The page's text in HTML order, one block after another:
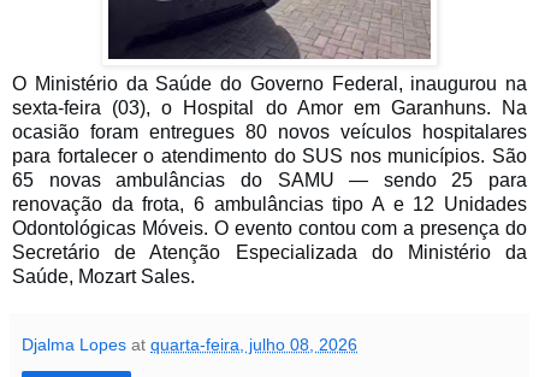
O Ministério da Saúde do Governo Federal, inaugurou na
sexta-feira (03), o Hospital do Amor em Garanhuns. Na
ocasião foram entregues 80 novos veículos hospitalares
para fortalecer o atendimento do SUS nos municípios. São
65 novas ambulâncias do SAMU — sendo 25 para
renovação da frota, 6 ambulâncias tipo A e 12 Unidades
Odontológicas Móveis. O evento contou com a presença do
Secretário de Atenção Especializada do Ministério da
Saúde, Mozart Sales.
Djalma Lopes at quarta-feira, julho 08, 2026